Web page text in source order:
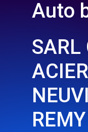
Auto
SARL